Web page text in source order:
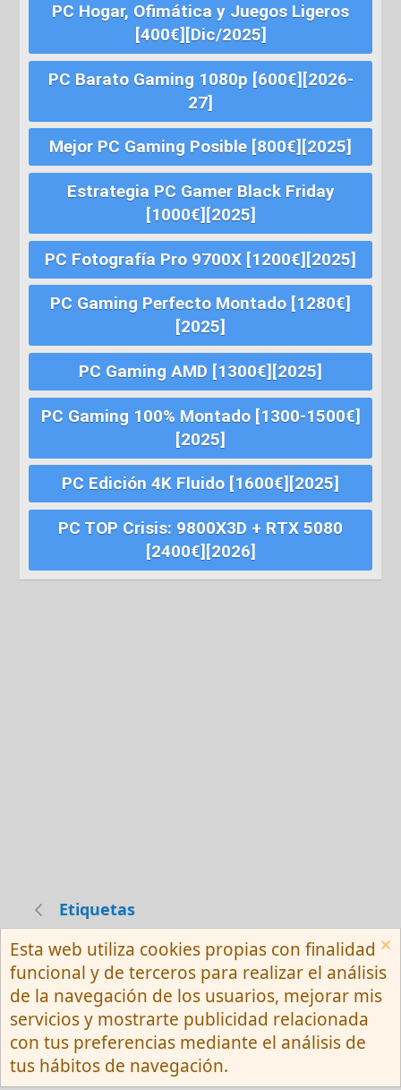
PC Hogar, Ofimática y Juegos Ligeros
[400€][Dic/2025]
PC Barato Gaming 1080p [600€][2026-
27]
Mejor PC Gaming Posible [800€][2025]
Estrategia PC Gamer Black Friday
[1000€][2025]
PC Fotografía Pro 9700X [1200€][2025]
PC Gaming Perfecto Montado [1280€]
[2025]
PC Gaming AMD [1300€][2025]
PC Gaming 100% Montado [1300-1500€]
[2025]
PC Edición 4K Fluido [1600€][2025]
PC TOP Crisis: 9800X3D + RTX 5080
[2400€][2026]
Etiquetas
Español (Neutro) Tu
Contactarnos
Términos y reglas
Privacy policy
Ayuda
R
S
S
Community platform by XenForo ® © 2010-
2026 XenForo Ltd.
Esta web utiliza cookies propias con finalidad
funcional y de terceros para realizar el análisis
de la navegación de los usuarios, mejorar mis
servicios y mostrarte publicidad relacionada
con tus preferencias mediante el análisis de
tus hábitos de navegación.